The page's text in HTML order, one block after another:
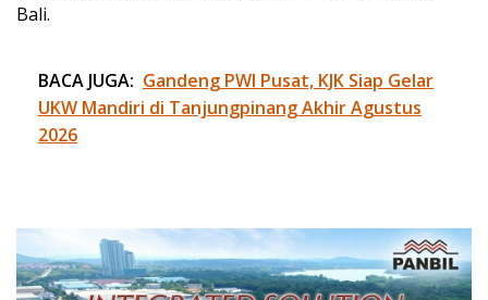
Bali.
BACA JUGA: Gandeng PWI Pusat, KJK Siap Gelar
UKW Mandiri di Tanjungpinang Akhir Agustus
2026